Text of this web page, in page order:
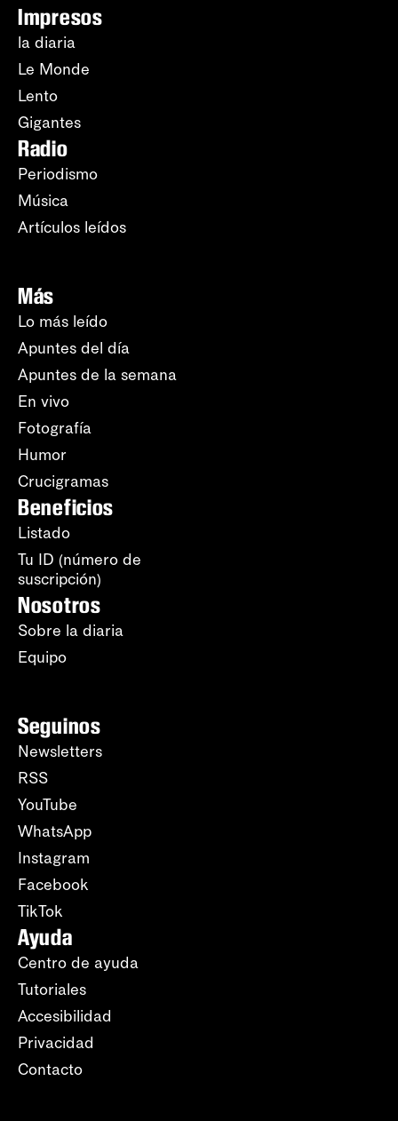
Impresos
la diaria
Le Monde
Lento
Gigantes
Radio
Periodismo
Música
Artículos leídos
Más
Lo más leído
Apuntes del día
Apuntes de la semana
En vivo
Fotografía
Humor
Crucigramas
Beneficios
Listado
Tu ID (número de
suscripción)
Nosotros
Sobre la diaria
Equipo
Seguinos
Newsletters
RSS
YouTube
WhatsApp
Instagram
Facebook
TikTok
Ayuda
Centro de ayuda
Tutoriales
Accesibilidad
Privacidad
Contacto